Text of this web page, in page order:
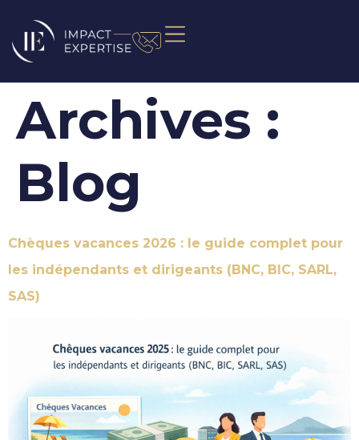
Archives :
Blog
Chèques vacances 2026 : le guide complet pour
les indépendants et dirigeants (BNC, BIC, SARL,
SAS)